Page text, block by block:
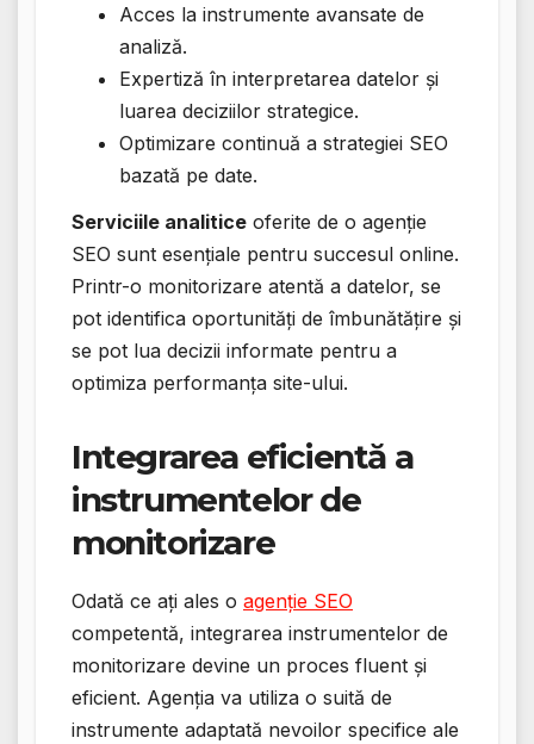
Acces la instrumente avansate de
analiză.
Expertiză în interpretarea datelor și
luarea deciziilor strategice.
Optimizare continuă a strategiei SEO
bazată pe date.
Serviciile analitice oferite de o agenție
SEO sunt esențiale pentru succesul online.
Printr-o monitorizare atentă a datelor, se
pot identifica oportunități de îmbunătățire și
se pot lua decizii informate pentru a
optimiza performanța site-ului.
Integrarea eficientă a
instrumentelor de
monitorizare
Odată ce ați ales o agenție SEO
competentă, integrarea instrumentelor de
monitorizare devine un proces fluent și
eficient. Agenția va utiliza o suită de
instrumente adaptată nevoilor specifice ale